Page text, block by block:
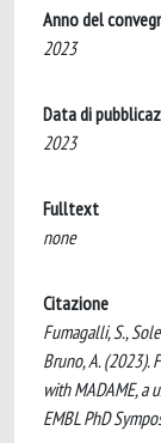
Anno del
2023
Data di
2023
Fulltext
none
Citazione
Fumagalli, S.,
Bruno, A. (2023).
with MADAME,
EMBL PhD